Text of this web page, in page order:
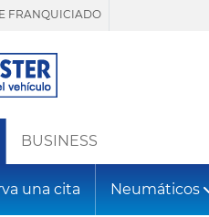
FRANQUICIADO
BUSINESS
una cita Neumáticos